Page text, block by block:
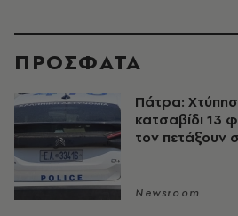
ΠΡΟΣΦΑΤΑ
Πάτρα:
κατσαβίδι 13
τον πετάξουν
Newsroom